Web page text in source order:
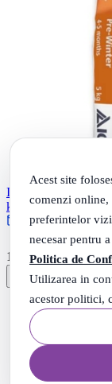
Acest site
comenzi online,
preferintelor
necesar pentru
Politica de
Utilizarea in
acestor politici,
Ingrasamant
kg
Rate 0% dobanda cu
104 90 Lei